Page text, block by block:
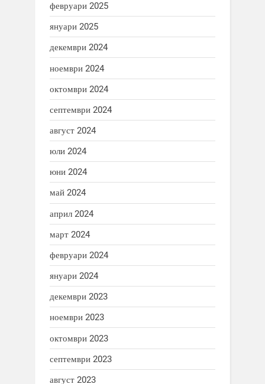
февруари 2025
януари 2025
декември 2024
ноември 2024
октомври 2024
септември 2024
август 2024
юли 2024
юни 2024
май 2024
април 2024
март 2024
февруари 2024
януари 2024
декември 2023
ноември 2023
октомври 2023
септември 2023
август 2023